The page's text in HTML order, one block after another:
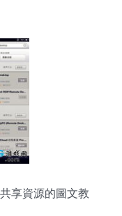
享資源的圖文教